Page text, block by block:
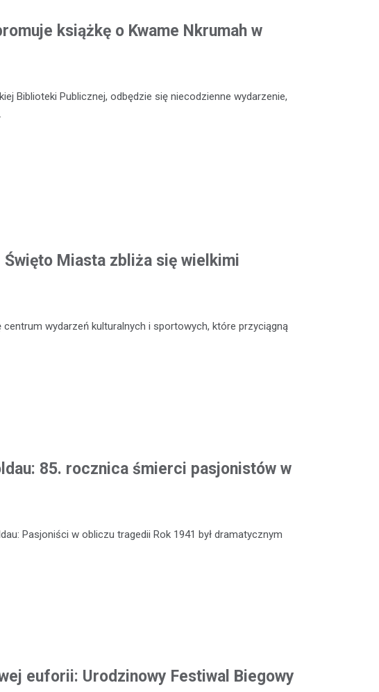
książkę o Kwame Nkrumah w
Biblioteki Publicznej, odbędzie się niecodzienne wydarzenie,
Święto Miasta zbliża się wielkimi
centrum wydarzeń kulturalnych i sportowych, które przyciągną
85. rocznica śmierci pasjonistów w
Pasjoniści w obliczu tragedii Rok 1941 był dramatycznym
euforii: Urodzinowy Festiwal Biegowy